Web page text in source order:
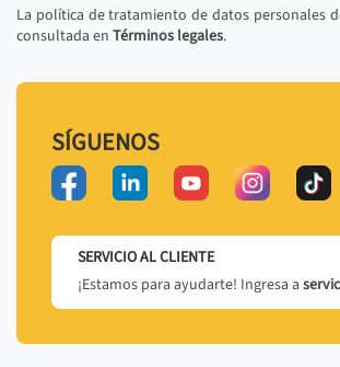
La política de tratamiento de datos personales
consultada en Términos legales.
SÍGUENOS
SERVICIO AL CLIENTE
¡Estamos para ayudarte! Ingresa a